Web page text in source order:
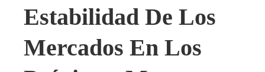
Estabilidad De Los
Mercados En Los